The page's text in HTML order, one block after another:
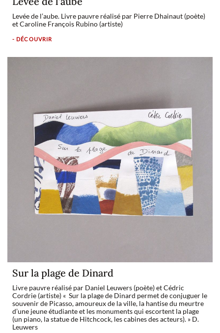
Levée de l’aube. Livre pauvre réalisé par Pierre Dhainaut (poète)
et Caroline François Rubino (artiste)
- DÉCOUVRIR
Sur la plage de Dinard
Livre pauvre réalisé par Daniel Leuwers (poète) et Cédric
Cordrie (artiste) « Sur la plage de Dinard permet de conjuguer le
souvenir de Picasso, amoureux de la ville, la hantise du meurtre
d’une jeune étudiante et les monuments qui escortent la plage
(un piano, la statue de Hitchcock, les cabines des acteurs). » D.
Leuwers